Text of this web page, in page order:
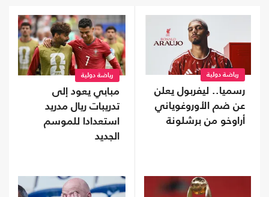
رياضة دولية
رسميا.. ليفربول يعلن
عن ضم الأوروغوياني
أراوخو من برشلونة
رياضة دولية
مبابي يعود إلى
تدريبات ريال مدريد
استعدادا للموسم
الجديد